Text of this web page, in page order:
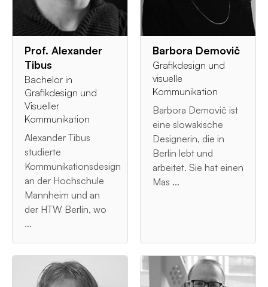
Prof. Alexander
Tibus
Bachelor in
Grafikdesign und
Visueller
Kommunikation
Alexander Tibus
studierte
Kommunikationsdesign
an der Hochschule
Mannheim und an
der HTW Berlin, wo
...
Barbora Demovič
Grafikdesign und
visuelle
Kommunikation
Barbora Demovič ist
eine slowakische
Designerin, die in
Berlin lebt und
arbeitet. Sie hat einen
Mas ...